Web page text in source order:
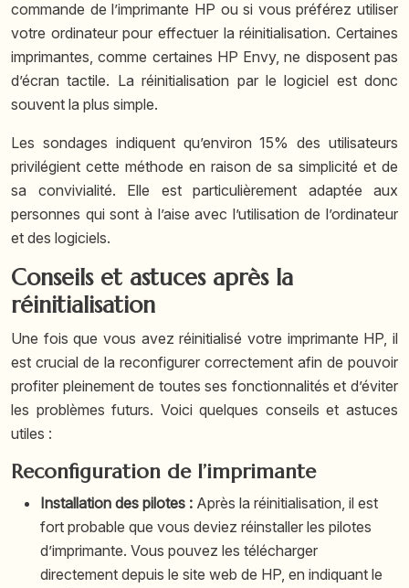
commande de l’imprimante HP ou si vous préférez utiliser
votre ordinateur pour effectuer la réinitialisation. Certaines
imprimantes, comme certaines HP Envy, ne disposent pas
d’écran tactile. La réinitialisation par le logiciel est donc
souvent la plus simple.
Les sondages indiquent qu’environ 15% des utilisateurs
privilégient cette méthode en raison de sa simplicité et de
sa convivialité. Elle est particulièrement adaptée aux
personnes qui sont à l’aise avec l’utilisation de l’ordinateur
et des logiciels.
Conseils et astuces après la
réinitialisation
Une fois que vous avez réinitialisé votre imprimante HP, il
est crucial de la reconfigurer correctement afin de pouvoir
profiter pleinement de toutes ses fonctionnalités et d’éviter
les problèmes futurs. Voici quelques conseils et astuces
utiles :
Reconfiguration de l’imprimante
Installation des pilotes : Après la réinitialisation, il est
fort probable que vous deviez réinstaller les pilotes
d’imprimante. Vous pouvez les télécharger
directement depuis le site web de HP, en indiquant le